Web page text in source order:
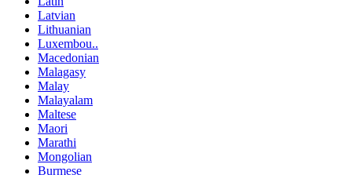
Latvian
Lithuanian
Luxembou..
Macedonian
Malagasy
Malay
Malayalam
Maltese
Maori
Marathi
Mongolian
Burmese